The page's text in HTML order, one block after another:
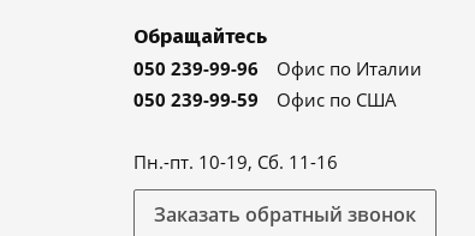
Обращайтесь
050 239-99-96
Офис по Италии
050 239-99-59
Офис по США
Пн.-пт. 10-19, Сб. 11-16
Заказать обратный звонок